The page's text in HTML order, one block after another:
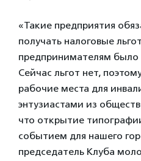
«Такие предприятия
получать налоговые
предпринимателям было
Сейчас льгот нет,
рабочие места для
энтузиастами из
что открытие
событием для нашего
председатель Клуба